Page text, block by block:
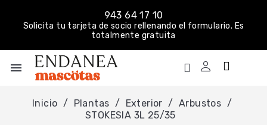
943 64 17 10
Solicita tu tarjeta de socio rellenando el formulario. Es
totalmente gratuita
menu
Inicio Plantas Exterior
Arbustos
STOKESIA 3L 25/35